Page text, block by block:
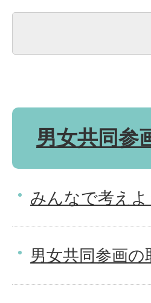
男女共同参
みんなで考え
男女共同参画